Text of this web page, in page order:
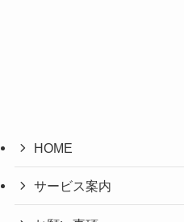
HOME
サービス案内